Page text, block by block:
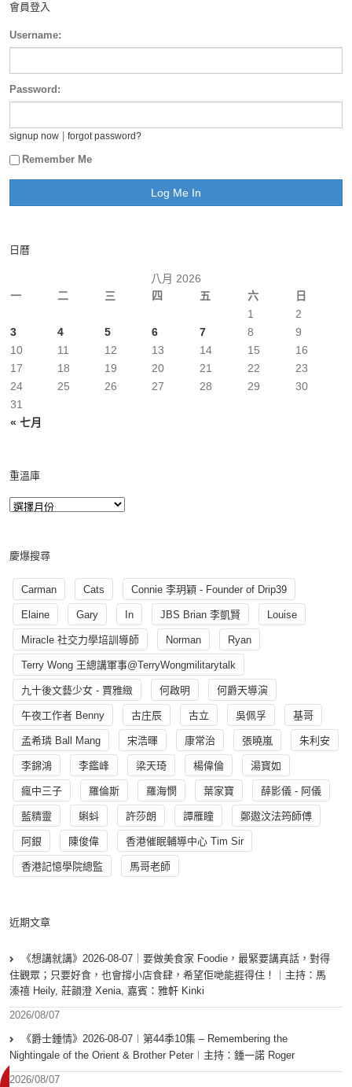
會員登入
Username:
Password:
signup now forgot password?
Remember Me
日曆
八月 2026
一
二 三 四 五 六 日
« 七月
1
2
3
4 5 6 7 8
9
10
11 12 13 14 15
16
17
18 19 20 21 22
23
24
25 26 27 28 29
30
31
重溫庫
慶爆搜尋
Carman Cats Connie 李玥穎 - Founder of Drip39
Elaine Gary In JBS Brian 李凱賢 Louise
Miracle 社交力學培訓導師 Norman Ryan
Terry Wong 王總講軍事@TerryWongmilitarytalk
九十後文藝少女 - 賈雅緻 何啟明 何爵天導演
午夜工作者 Benny 古庄辰 古立 吳佩孚 基哥
孟希璘 Ball Mang 宋浩暉 康常治 張曉嵐 朱利安
李錦鴻 李鑑峰 梁天琦 楊偉倫 湯寳如
瘋中三子 羅倫斯 羅海憫 葉家寶 薛影儀 - 阿儀
藍精靈 蝌蚪 許莎朗 譚雁瞳 鄭遨汶法筠師傅
阿銀 陳俊偉 香港催眠輔導中心 Tim Sir
香港記憶學院總監 馬哥老師
近期文章
《想講就講》2026-08-07｜要做美食家 Foodie，最緊要講真話，對得
住觀眾；只要好食，也會撐小店食肆，希望佢哋能捱得住！｜主持：馬
溱禧 Heily, 莊韻澄 Xenia, 嘉賓：雅軒 Kinki
2026/08/07
《爵士鍾情》2026-08-07︱第44季10集 – Remembering the
Nightingale of the Orient & Brother Peter︱主持：鍾一諾 Roger
2026/08/07